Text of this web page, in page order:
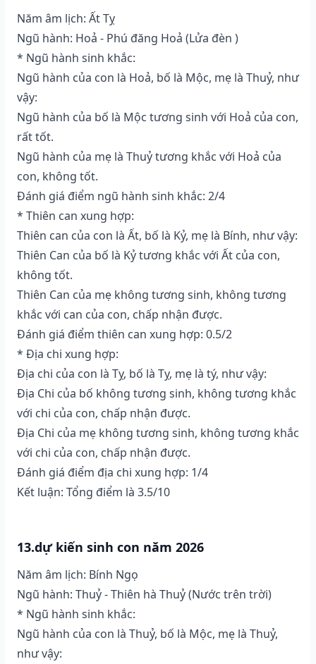
Năm âm lịch: Ất Tỵ
Ngũ hành: Hoả - Phú đăng Hoả (Lửa đèn )
* Ngũ hành sinh khắc:
Ngũ hành của con là Hoả, bố là Mộc, mẹ là Thuỷ, như
vậy:
Ngũ hành của bố là Mộc tương sinh với Hoả của con,
rất tốt.
Ngũ hành của mẹ là Thuỷ tương khắc với Hoả của
con, không tốt.
Đánh giá điểm ngũ hành sinh khắc: 2/4
* Thiên can xung hợp:
Thiên can của con là Ất, bố là Kỷ, mẹ là Bính, như vậy:
Thiên Can của bố là Kỷ tương khắc với Ất của con,
không tốt.
Thiên Can của mẹ không tương sinh, không tương
khắc với can của con, chấp nhận được.
Đánh giá điểm thiên can xung hợp: 0.5/2
* Địa chi xung hợp:
Địa chi của con là Tỵ, bố là Tỵ, mẹ là tý, như vậy:
Địa Chi của bố không tương sinh, không tương khắc
với chi của con, chấp nhận được.
Địa Chi của mẹ không tương sinh, không tương khắc
với chi của con, chấp nhận được.
Đánh giá điểm địa chi xung hợp: 1/4
Kết luận: Tổng điểm là 3.5/10
13.dự kiến sinh con năm 2026
Năm âm lịch: Bính Ngọ
Ngũ hành: Thuỷ - Thiên hà Thuỷ (Nước trên trời)
* Ngũ hành sinh khắc:
Ngũ hành của con là Thuỷ, bố là Mộc, mẹ là Thuỷ,
như vậy: